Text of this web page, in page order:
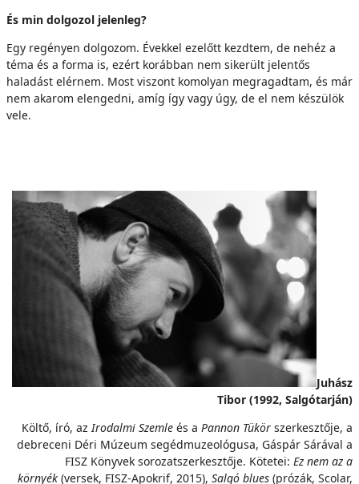
És min dolgozol jelenleg?
Egy regényen dolgozom. Évekkel ezelőtt kezdtem, de nehéz a
téma és a forma is, ezért korábban nem sikerült jelentős
haladást elérnem. Most viszont komolyan megragadtam, és már
nem akarom elengedni, amíg így vagy úgy, de el nem készülök
vele.
Juhász
Tibor (1992, Salgótarján)
Költő, író, azIrodalmi Szemle és a Pannon Tükör szerkesztője, a
debreceni Déri Múzeum segédmuzeológusa, Gáspár Sárával a
FISZ Könyvek sorozatszerkesztője. Kötetei: Ez nem az a
környék (versek, FISZ-Apokrif, 2015), Salgó blues (prózák, Scolar,